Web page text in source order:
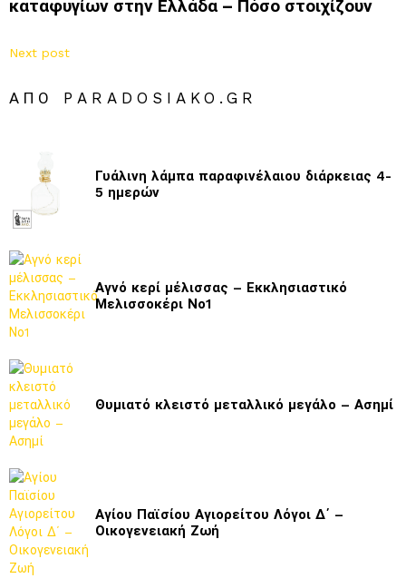
καταφυγίων στην Ελλάδα – Πόσο στοιχίζουν
Next post
ΑΠΌ PARADOSIAKO.GR
Γυάλινη λάμπα παραφινέλαιου διάρκειας 4-
5 ημερών
Αγνό κερί μέλισσας – Εκκλησιαστικό
Μελισσοκέρι Νο1
Θυμιατό κλειστό μεταλλικό μεγάλο – Ασημί
Αγίου Παϊσίου Αγιορείτου Λόγοι Δ΄ –
Οικογενειακή Ζωή